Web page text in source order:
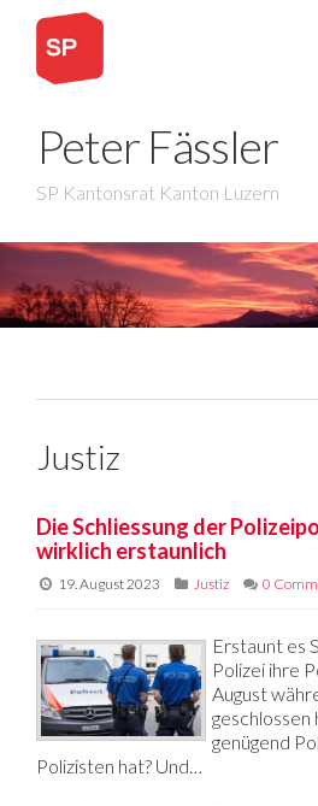
Peter Fässler
SP Kantonsrat Kanton Luzern
Justiz
Die Schliessung der
wirklich erstaunlich
19. August 2023 Justiz 0
Erstaunt es
Polizei ihre
August
geschlossen
genügend
Polizisten hat? Und…